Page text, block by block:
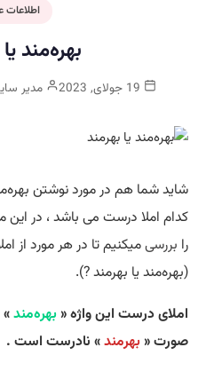
اطلاعات
بهره‌مند
مدیر
شاید شما هم در مورد نوشتن
کدام املا درست می باشد ، در این
را بررسیمیکنیم تا در هر مورد از
(بهره‌مند یا بهرمند ?).
املای درست این واژه «بهره‌مند
صورت «بهرمند» نادرست است .